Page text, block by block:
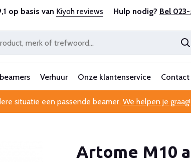
Al 25 jaar betrouwbaar en ervaren
op basis van Kiyoh reviews Hulp nodig? Bel
Verhuur Onze klantenservice Contact
situatie een passende beamer. We helpen je graag!
Artome M10